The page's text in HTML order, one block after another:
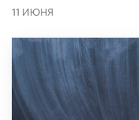
11 ИЮНЯ